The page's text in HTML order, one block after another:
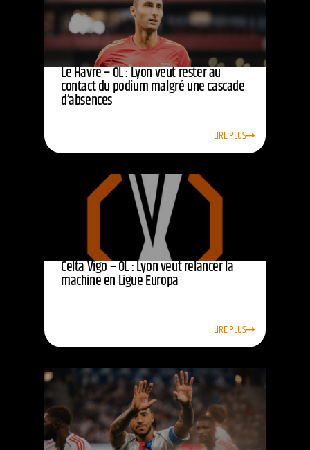
Le Havre – OL : Lyon veut rester au
contact du podium malgré une cascade
d’absences
LIRE PLUS
Celta Vigo – OL : Lyon veut relancer la
machine en Ligue Europa
LIRE PLUS